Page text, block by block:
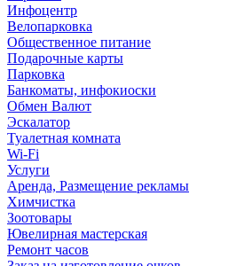
Инфоцентр
Велопарковка
Общественное питание
Подарочные карты
Парковка
Банкоматы, инфокиоски
Обмен Валют
Эскалатор
Туалетная комната
Wi-Fi
Услуги
Аренда, Размещение рекламы
Химчистка
Зоотовары
Ювелирная мастерская
Ремонт часов